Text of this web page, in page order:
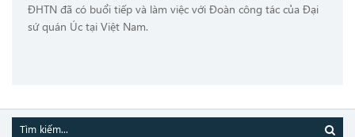
ĐHTN đã có buổi tiếp và làm việc với Đoàn công tác của Đại
sứ quán Úc tại Việt Nam.